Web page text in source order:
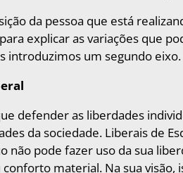
da pessoa que está
explicar as variações que
introduzimos um segundo eixo.
defender as liberdades
da sociedade. Liberais de
não pode fazer uso da sua
material. Na sua visão,